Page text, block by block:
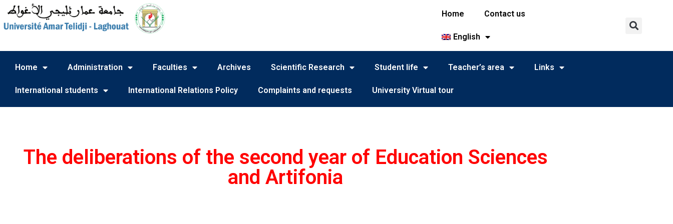
Home Contact us
English
Home Administration Faculties Archives Scientific Research Student life Teacher’s area Links
International students International Relations Policy Complaints and requests University Virtual tour
The deliberations of the second year of Education Sciences
and Artifonia